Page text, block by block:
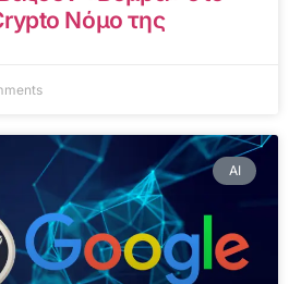
Νόμο της
AI